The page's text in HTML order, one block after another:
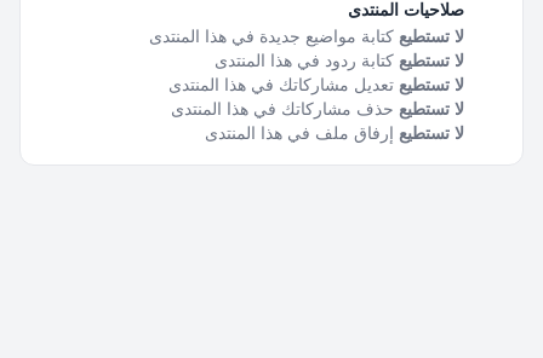
صلاحيات المنتدى
لا تستطيع كتابة مواضيع جديدة في هذا المنتدى
لا تستطيع كتابة ردود في هذا المنتدى
لا تستطيع تعديل مشاركاتك في هذا المنتدى
لا تستطيع حذف مشاركاتك في هذا المنتدى
لا تستطيع إرفاق ملف في هذا المنتدى